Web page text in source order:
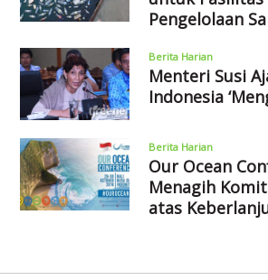
Pengelolaan
Berita Harian
Menteri Susi
Indonesia
Berita Harian
Our Ocean
Menagih
atas